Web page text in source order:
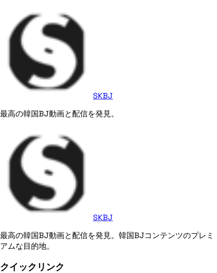
SKBJ
最高の韓国BJ動画と配信を発見。
SKBJ
最高の韓国BJ動画と配信を発見。韓国BJコンテンツのプレミ
アムな目的地。
クイックリンク